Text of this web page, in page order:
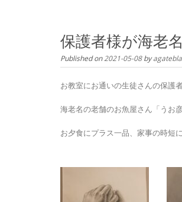
保護者様が海老
Published on2021-05-08by
お教室にお通いの生徒さんの保護
海老名の老舗のお魚屋さん「うお
お夕食にプラス一品、家事の時短